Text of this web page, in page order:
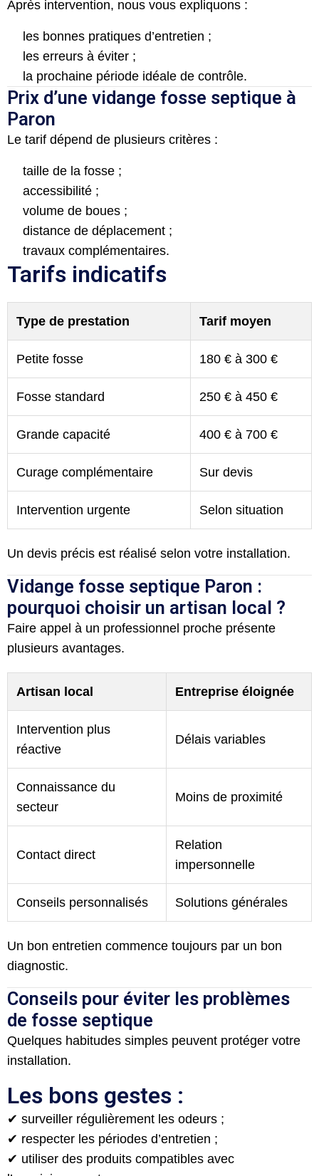
Après intervention, nous vous expliquons :
les bonnes pratiques d’entretien ;
les erreurs à éviter ;
la prochaine période idéale de contrôle.
Prix d’une vidange fosse septique à
Paron
Le tarif dépend de plusieurs critères :
taille de la fosse ;
accessibilité ;
volume de boues ;
distance de déplacement ;
travaux complémentaires.
Tarifs indicatifs
Type de prestation Tarif moyen
Petite fosse 180 € à 300 €
Fosse standard 250 € à 450 €
Grande capacité 400 € à 700 €
Curage complémentaire Sur devis
Intervention urgente Selon situation
Un devis précis est réalisé selon votre installation.
Vidange fosse septique Paron :
pourquoi choisir un artisan local ?
Faire appel à un professionnel proche présente
plusieurs avantages.
Artisan local Entreprise éloignée
Intervention plus
réactive
Délais variables
Connaissance du
secteur
Moins de proximité
Contact direct
Relation
impersonnelle
Conseils personnalisés Solutions générales
Un bon entretien commence toujours par un bon
diagnostic.
Conseils pour éviter les problèmes
de fosse septique
Quelques habitudes simples peuvent protéger votre
installation.
Les bons gestes :
✔ surveiller régulièrement les odeurs ;
✔ respecter les périodes d’entretien ;
✔ utiliser des produits compatibles avec